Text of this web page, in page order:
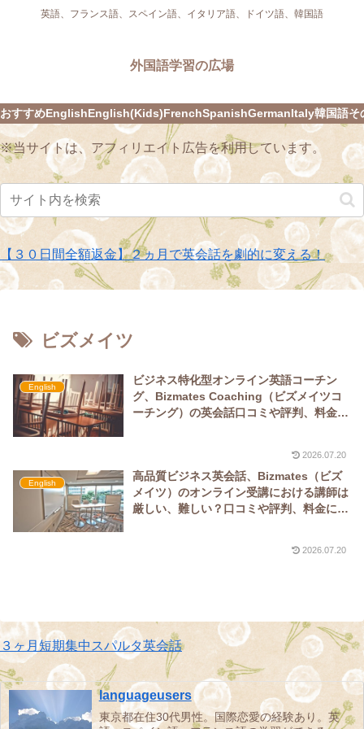
英語、フランス語、スペイン語、イタリア語、ドイツ語、韓国語
外国語学習の広場
おすすめEnglishEnglish(Kids)FrenchSpanishGermanItaly韓国語そ
※当サイトは、アフィリエイト広告を利用しています。
【３０日間全額返金】２ヵ月で英会話を劇的に変える！
ビズメイツ
English
ビジネス特化型オンライン英語コーチン
グ、Bizmates Coaching（ビズメイツコ
ーチング）の英会話口コミや評判、料金、
2026.07.20
English
高品質ビジネス英会話、Bizmates（ビズ
メイツ）のオンライン受講における講師は
厳しい、難しい？口コミや評判、料金につ
2026.07.20
３ヶ月短期集中スパルタ英会話
languageusers
東京都在住30代男性。国際恋愛の経験あり。英